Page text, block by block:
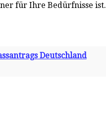
für Ihre Bedürfnisse ist.
Deutschland